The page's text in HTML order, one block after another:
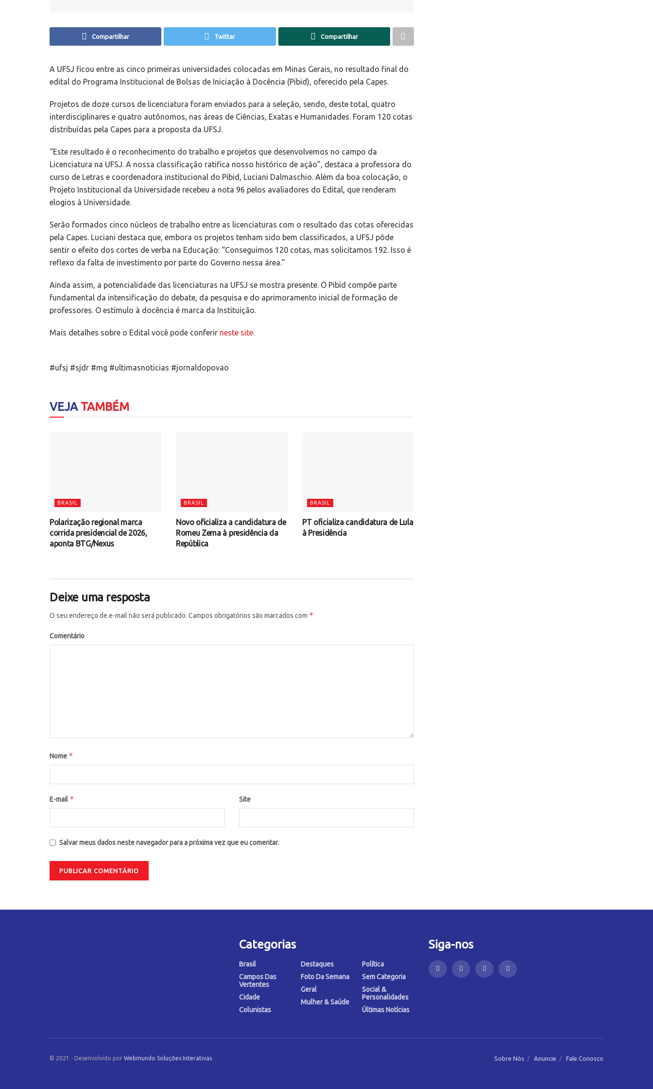
Compartilhar Twittar Compartilhar
A UFSJ ficou entre as cinco primeiras universidades colocadas em Minas Gerais, no resultado final do
edital do Programa Institucional de Bolsas de Iniciação à Docência (Pibid), oferecido pela Capes.
Projetos de doze cursos de licenciatura foram enviados para a seleção, sendo, deste total, quatro
interdisciplinares e quatro autônomos, nas áreas de Ciências, Exatas e Humanidades. Foram 120 cotas
distribuídas pela Capes para a proposta da UFSJ.
“Este resultado é o reconhecimento do trabalho e projetos que desenvolvemos no campo da
Licenciatura na UFSJ. A nossa classificação ratifica nosso histórico de ação”, destaca a professora do
curso de Letras e coordenadora institucional do Pibid, Luciani Dalmaschio. Além da boa colocação, o
Projeto Institucional da Universidade recebeu a nota 96 pelos avaliadores do Edital, que renderam
elogios à Universidade.
Serão formados cinco núcleos de trabalho entre as licenciaturas com o resultado das cotas oferecidas
pela Capes. Luciani destaca que, embora os projetos tenham sido bem classificados, a UFSJ pôde
sentir o efeito dos cortes de verba na Educação: “Conseguimos 120 cotas, mas solicitamos 192. Isso é
reflexo da falta de investimento por parte do Governo nessa área.”
Ainda assim, a potencialidade das licenciaturas na UFSJ se mostra presente. O Pibid compõe parte
fundamental da intensificação do debate, da pesquisa e do aprimoramento inicial de formação de
professores. O estímulo à docência é marca da Instituição.
Mais detalhes sobre o Edital você pode conferir neste site.
#ufsj #sjdr #mg #ultimasnoticias #jornaldopovao
VEJATAMBÉM
BRASIL
Polarização regional marca
corrida presidencial de 2026,
aponta BTG/Nexus
BRASIL
Novo oficializa a candidatura de
Romeu Zema à presidência da
República
BRASIL
PT oficializa candidatura de Lula
à Presidência
Deixe uma resposta
O seu endereço de e-mail não será publicado. Campos obrigatórios são marcados com *
Comentário
Nome *
E-mail * Site
Salvar meus dados neste navegador para a próxima vez que eu comentar.
Categorias
Brasil
Campos Das
Vertentes
Cidade
Colunistas
Destaques
Foto Da Semana
Geral
Mulher & Saúde
Política
Sem Categoria
Social &
Personalidades
Últimas Notícias
Siga-nos
Sobre Nós Anuncie Fale Conosco
© 2021 - Desenvolvido por Webmundo Soluções Interativas